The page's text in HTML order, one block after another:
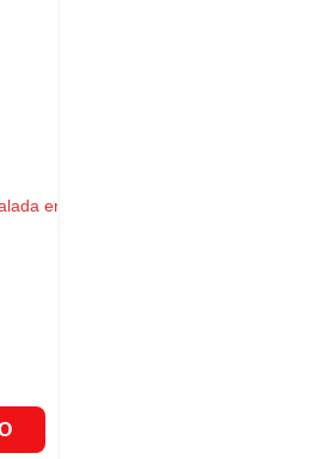
en
en Salsa deTomate X400gr. cantidad